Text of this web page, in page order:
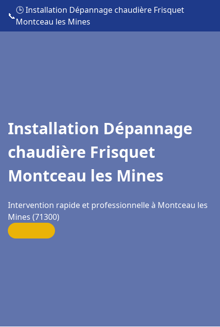
📞
🕒 Installation Dépannage chaudière Frisquet
Montceau les Mines
Installation Dépannage
chaudière Frisquet
Montceau les Mines
Intervention rapide et professionnelle à Montceau les
Mines (71300)